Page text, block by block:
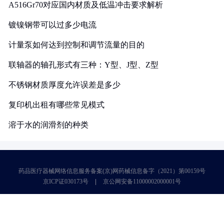
A516Gr70对应国内材质及低温冲击要求解析
镀镍钢带可以过多少电流
计量泵如何达到控制和调节流量的目的
联轴器的轴孔形式有三种：Y型、J型、Z型
不锈钢材质厚度允许误差是多少
复印机出租有哪些常见模式
溶于水的润滑剂的种类
药品医疗器械网络信息服务备案(京)网药械信息备字（2021）第00159号
京ICP证030173号
京公网安备11000002000001号